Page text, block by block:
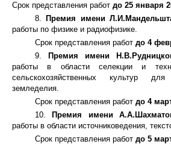
Срок представления работ до 25 января
8.
Премия имени
работы по физике и радиофизике.
Срок представления работ до 4
9. Премия имени
работы в области селекции и
сельскохозяйственных культур
земледелия.
Срок представления работ до 4
10.
Премия имени
работы в области источниковедения,
Срок представления работ до 5